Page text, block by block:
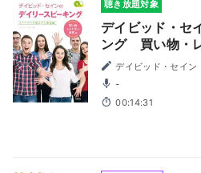
聴き放題対象
デイビッド・セ
ング 買い物・
デイビッド・セイン
-
00:14:31